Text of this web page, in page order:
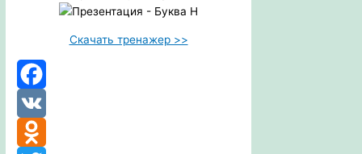
Скачать тренажер >>
Facebook
VK